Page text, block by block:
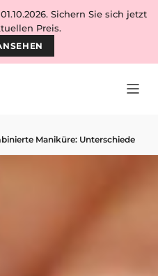
Sichern Sie sich jetzt
Preis.
Maniküre: Unterschiede